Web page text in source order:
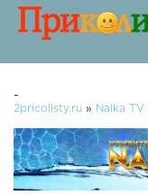
-
2pricolisty.ru » Nalka TV